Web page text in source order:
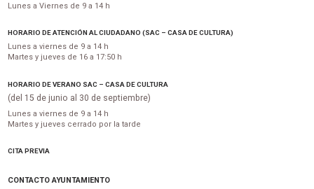
Lunes a Viernes de 9 a 14 h
HORARIO DE ATENCIÓN AL CIUDADANO (SAC – CASA DE CULTURA)
Lunes a viernes de 9 a 14 h
Martes y jueves de 16 a 17:50 h
HORARIO DE VERANO SAC – CASA DE CULTURA
(del 15 de junio al 30 de septiembre)
Lunes a viernes de 9 a 14 h
Martes y jueves cerrado por la tarde
CITA PREVIA
CONTACTO AYUNTAMIENTO